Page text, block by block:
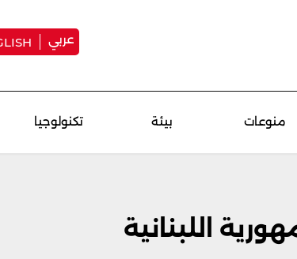
عربي
منوعات بيئة تكنولوجيا